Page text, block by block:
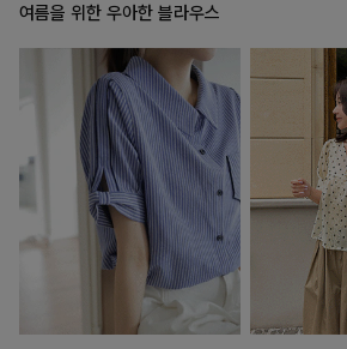
여름을 위한 우아한 블라우스